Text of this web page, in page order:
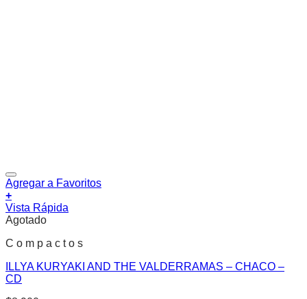
Agregar a Favoritos
+
Vista Rápida
Agotado
C o m p a c t o s
ILLYA KURYAKI AND THE VALDERRAMAS – CHACO –
CD